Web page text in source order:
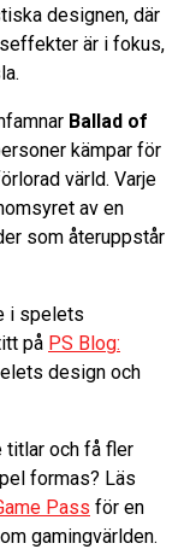
designen, där
är i fokus,
Ballad of
kämpar för
värld. Varje
av en
som återuppstår
i spelets
på PS Blog:
design och
titlar och få fler
formas? Läs
Pass för en
gamingvärlden.